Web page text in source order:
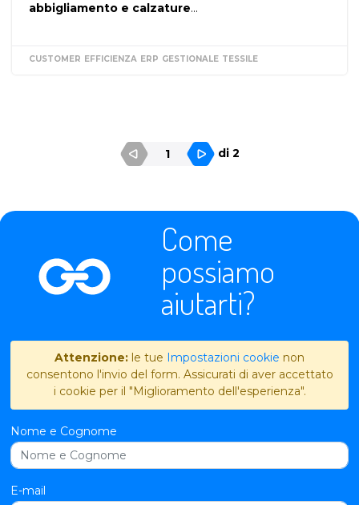
abbigliamento e calzature...
CUSTOMER EFFICIENZA ERP GESTIONALE TESSILE
1 di 2
Come
possiamo
aiutarti?
Attenzione: le tue Impostazioni cookie non
consentono l'invio del form. Assicurati di aver accettato
i cookie per il "Miglioramento dell'esperienza".
Nome e Cognome
E-mail